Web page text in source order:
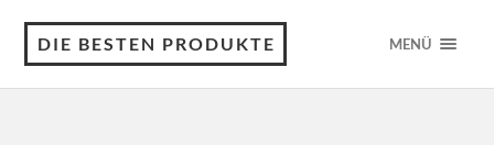
DIE BESTEN PRODUKTE MENÜ